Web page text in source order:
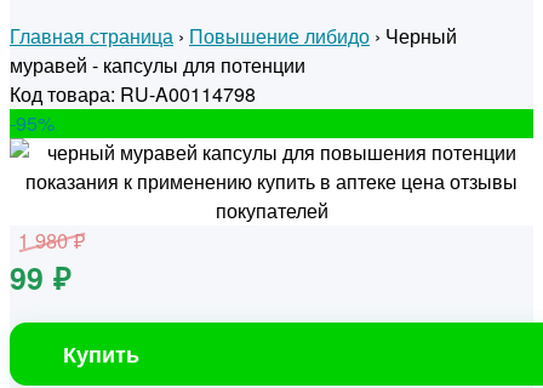
Главная страница › Повышение либидо › Черный
муравей - капсулы для потенции
Код товара: RU-A00114798
-95%
1 980 ₽
99 ₽
Купить